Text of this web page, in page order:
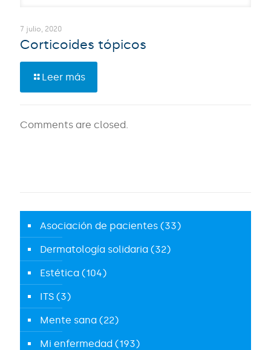
7 julio, 2020
Corticoides tópicos
Leer más
Comments are closed.
Asociación de pacientes (33)
Dermatología solidaria (32)
Estética (104)
ITS (3)
Mente sana (22)
Mi enfermedad (193)